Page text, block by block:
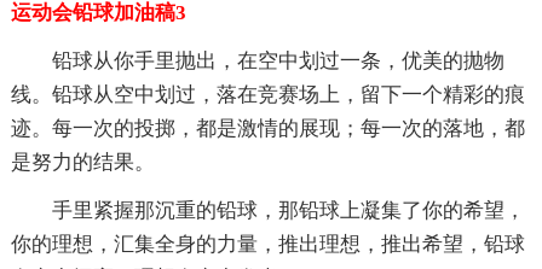
运动会铅球加油稿3
铅球从你手里抛出，在空中划过一条，优美的抛物
线。铅球从空中划过，落在竞赛场上，留下一个精彩的痕
迹。每一次的投掷，都是激情的展现；每一次的落地，都
是努力的结果。
手里紧握那沉重的铅球，那铅球上凝集了你的希望，
你的理想，汇集全身的力量，推出理想，推出希望，铅球